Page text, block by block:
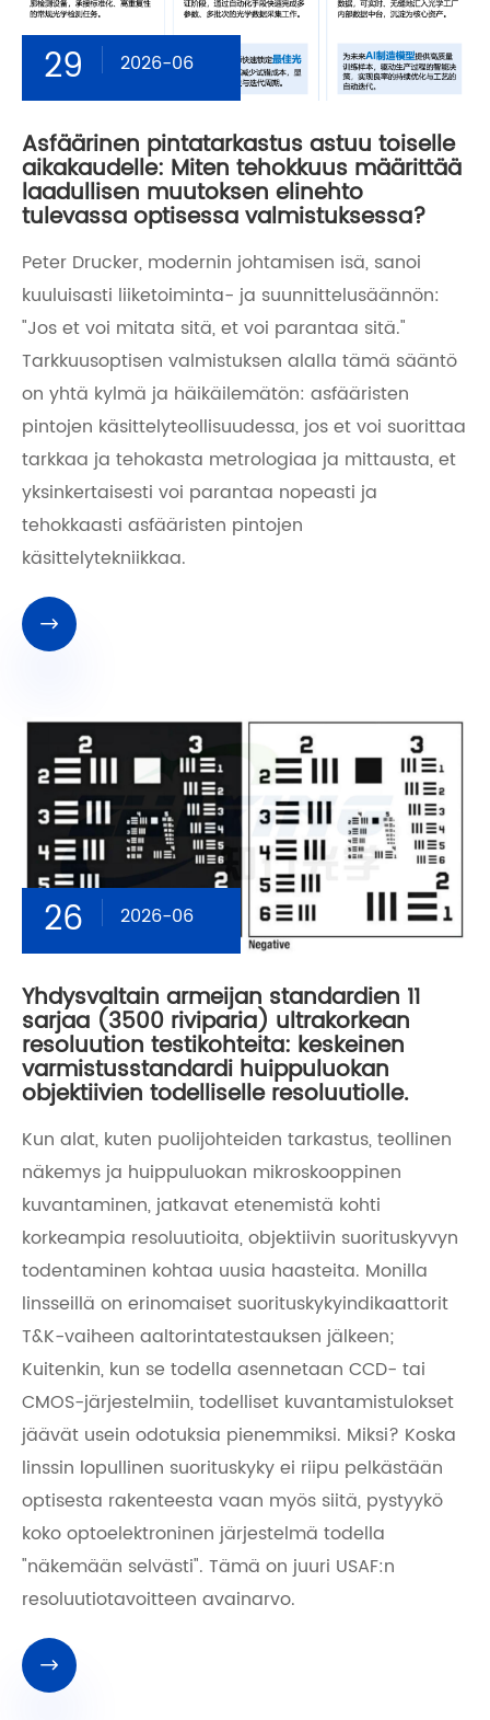
29 2026-06
Asfäärinen pintatarkastus astuu toiselle
aikakaudelle: Miten tehokkuus määrittää
laadullisen muutoksen elinehto
tulevassa optisessa valmistuksessa?
Peter Drucker, modernin johtamisen isä, sanoi
kuuluisasti liiketoiminta- ja suunnittelusäännön:
"Jos et voi mitata sitä, et voi parantaa sitä."
Tarkkuusoptisen valmistuksen alalla tämä sääntö
on yhtä kylmä ja häikäilemätön: asfääristen
pintojen käsittelyteollisuudessa, jos et voi suorittaa
tarkkaa ja tehokasta metrologiaa ja mittausta, et
yksinkertaisesti voi parantaa nopeasti ja
tehokkaasti asfääristen pintojen
käsittelytekniikkaa.

26 2026-06
Yhdysvaltain armeijan standardien 11
sarjaa (3500 riviparia) ultrakorkean
resoluution testikohteita: keskeinen
varmistusstandardi huippuluokan
objektiivien todelliselle resoluutiolle.
Kun alat, kuten puolijohteiden tarkastus, teollinen
näkemys ja huippuluokan mikroskooppinen
kuvantaminen, jatkavat etenemistä kohti
korkeampia resoluutioita, objektiivin suorituskyvyn
todentaminen kohtaa uusia haasteita. Monilla
linsseillä on erinomaiset suorituskykyindikaattorit
T&K-vaiheen aaltorintatestauksen jälkeen;
Kuitenkin, kun se todella asennetaan CCD- tai
CMOS-järjestelmiin, todelliset kuvantamistulokset
jäävät usein odotuksia pienemmiksi. Miksi? Koska
linssin lopullinen suorituskyky ei riipu pelkästään
optisesta rakenteesta vaan myös siitä, pystyykö
koko optoelektroninen järjestelmä todella
"näkemään selvästi". Tämä on juuri USAF:n
resoluutiotavoitteen avainarvo.
